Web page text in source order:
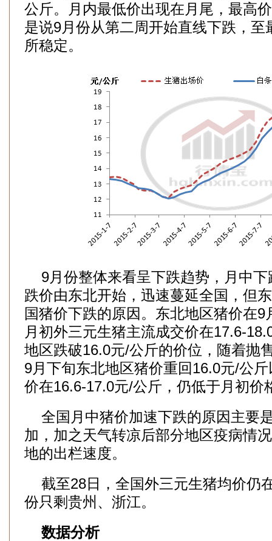
公斤。月内最低价出现在月尾，最高
是说9月份从第二周开始直线下跌，至
所稳定。
9月份整体来看呈下跌趋势，月中下
跌价由东北开始，迅速蔓延全国，但
国猪价下跌的原因。东北地区猪价在
月初外三元生猪主流成交价在17.6-
地区跌破16.0元/公斤的价位，随着抛
9月下旬东北地区猪价重回16.0元/公
价在16.6-17.0元/公斤，仍低于月初价
全国月中猪价加速下跌的原因主要
加，加之天气转凉后部分地区疫病情
地的出栏速度。
截至28日，全国外三元生猪均价仍
份只剩贵州、浙江。
数据分析